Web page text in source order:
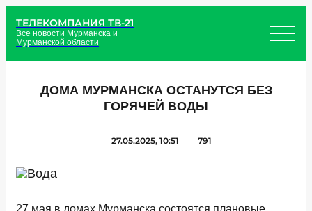
ТЕЛЕКОМПАНИЯ ТВ-21
Все новости Мурманска и
Мурманской области
ДОМА МУРМАНСКА ОСТАНУТСЯ БЕЗ
ГОРЯЧЕЙ ВОДЫ
27.05.2025, 10:51 791
27 мая в домах Мурманска состоятся плановые